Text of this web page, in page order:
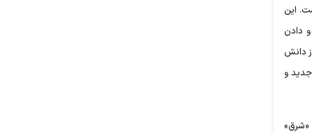
این
و دادن
دانش
و
«شرق»